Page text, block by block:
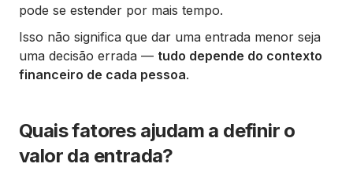
pode se estender por mais tempo.
Isso não significa que dar uma entrada menor seja
uma decisão errada — tudo depende do contexto
financeiro de cada pessoa.
Quais fatores ajudam a definir o
valor da entrada?